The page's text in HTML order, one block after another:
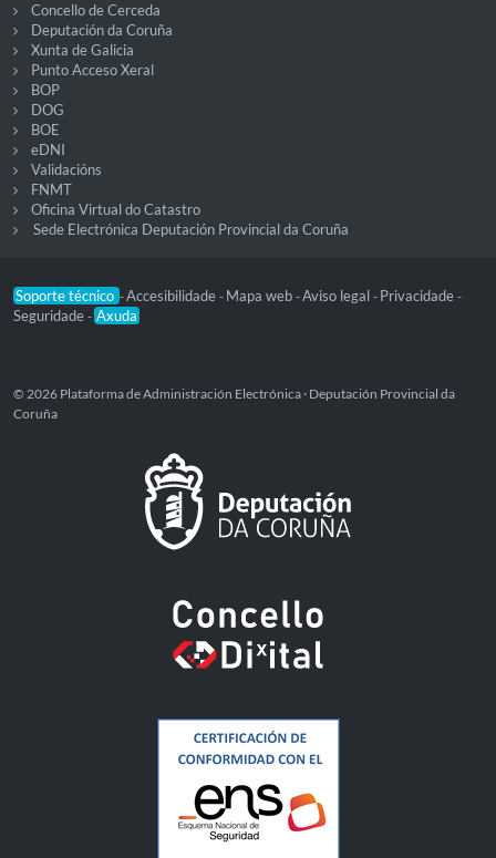
Concello de Cerceda
Deputación da Coruña
Xunta de Galicia
Punto Acceso Xeral
BOP
DOG
BOE
eDNI
Validacións
FNMT
Oficina Virtual do Catastro
Sede Electrónica Deputación Provincial da Coruña
Soporte técnico -Accesibilidade - Mapa web -Aviso legal - Privacidade -
Seguridade - Axuda
© 2026 Plataforma de Administración Electrónica · Deputación Provincial da
Coruña